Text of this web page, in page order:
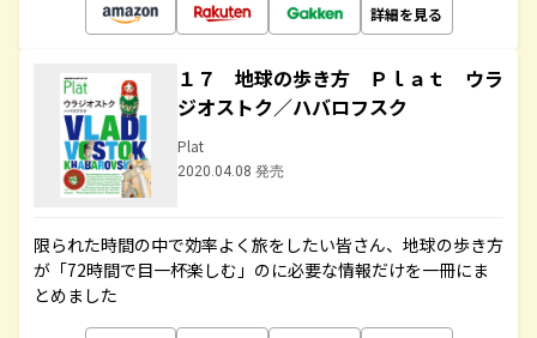
詳細を見る
１７ 地球の歩き方 Ｐｌａｔ ウラ
ジオストク／ハバロフスク
Plat
2020.04.08 発売
限られた時間の中で効率よく旅をしたい皆さん、地球の歩き方
が「72時間で目一杯楽しむ」のに必要な情報だけを一冊にま
とめました